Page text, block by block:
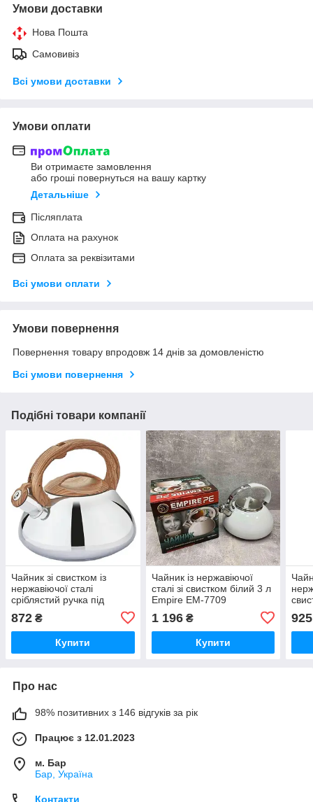
Умови доставки
Нова Пошта
Самовивіз
Всі умови доставки
Умови оплати
Ви отримаєте замовлення
або гроші повернуться на вашу картку
Детальніше
Післяплата
Оплата на рахунок
Оплата за реквізитами
Всі умови оплати
Умови повернення
Повернення товару впродовж 14 днів за домовленістю
Всі умови повернення
Подібні товари компанії
Чайник зі свистком із
нержавіючої сталі
сріблястий ручка під
дерево Empire EM-7708
3л
872 ₴
Купити
Чайник із нержавіючої
сталі зі свистком білий 3 л
Empire EM-7709
1 196₴
Купити
925
Про нас
98% позитивних з 146 відгуків за рік
Працює з 12.01.2023
м. Бар
Бар, Україна
Контакти